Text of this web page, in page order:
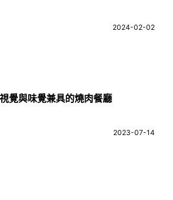
2024-02-02
覺與味覺兼具的燒肉餐廳
2023-07-14